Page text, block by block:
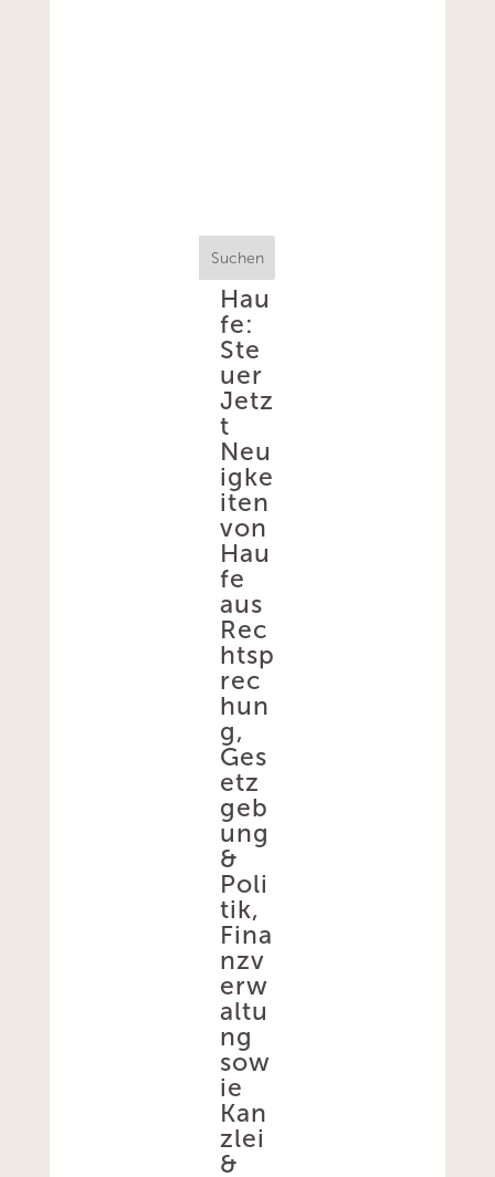
Suchen
Hau
fe:
Ste
uer
Jetz
t
Neu
igke
iten
von
Hau
fe
aus
Rec
htsp
rec
hun
g,
Ges
etz
geb
ung
&
Poli
tik,
Fina
nzv
erw
altu
ng
sow
ie
Kan
zlei
&